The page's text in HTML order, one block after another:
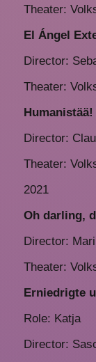
Theater:
El Ángel
Director:
Theater:
Humanistää!
Director:
Theater:
2021
Oh darling,
Director:
Theater:
Erniedrigte
Role: Katja
Director: